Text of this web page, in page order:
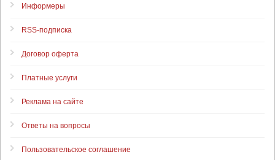
Информеры
RSS-подписка
Договор оферта
Платные услуги
Реклама на сайте
Ответы на вопросы
Пользовательское соглашение